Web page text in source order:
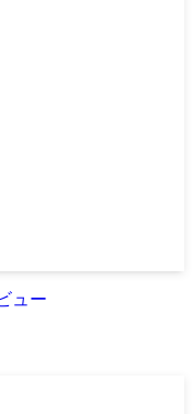
ュー